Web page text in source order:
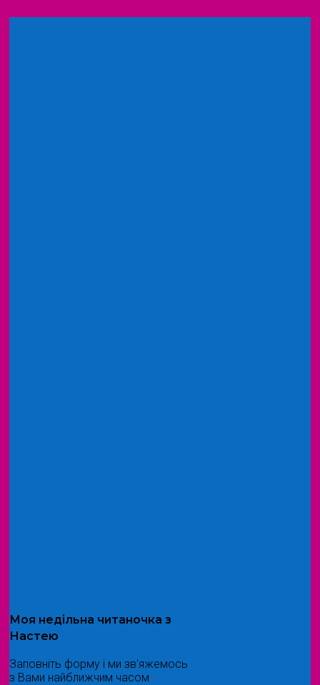
Моя недільна читаночка з
Настею
Заповніть форму і ми зв'яжемось
з Вами найближчим часом